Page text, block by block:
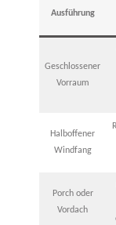
Ausführung
Geschlossener
Vorraum
Halboffener
Windfang
Porch oder
Vordach